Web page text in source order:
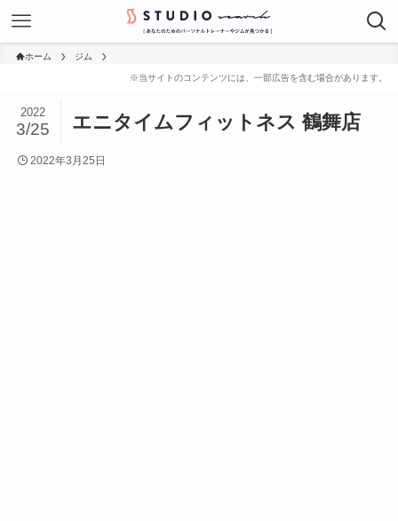
ホーム ジム
エニタイムフィットネス 鶴舞店
2022
3/25
2022年3月25日